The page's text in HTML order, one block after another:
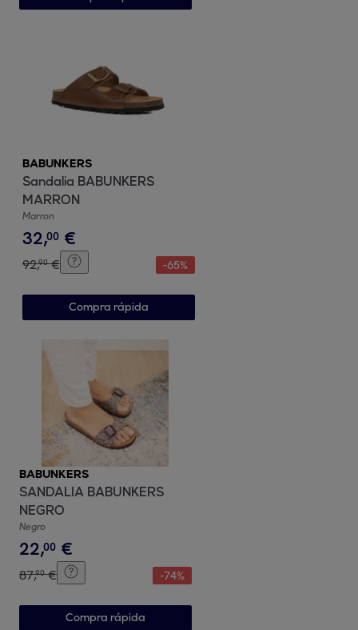
BABUNKERS
Sandalia BABUNKERS
MARRON
Marron
32,00 €
92,90 € -65%
Compra rápida
BABUNKERS
SANDALIA BABUNKERS
NEGRO
Negro
22,00 €
87,90 € -74%
Compra rápida